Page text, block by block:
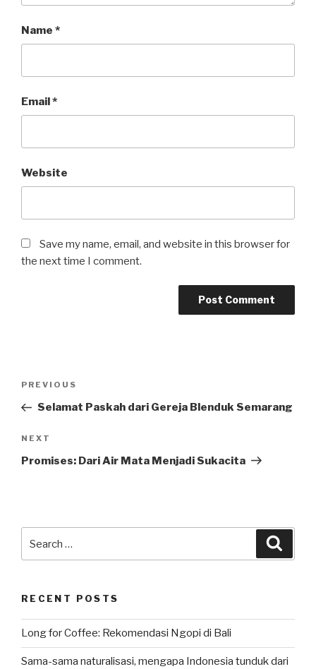
Name *
Email*
Website
Save my name, email, and website in this browser for
the next time I comment.
Previous
Post
PREVIOUS
Selamat Paskah dari Gereja Blenduk Semarang
Next
Post
NEXT
Promises: Dari Air Mata Menjadi Sukacita
for:
RECENT POSTS
Long for Coffee: Rekomendasi Ngopi di Bali
Sama-sama naturalisasi, mengapa Indonesia tunduk dari